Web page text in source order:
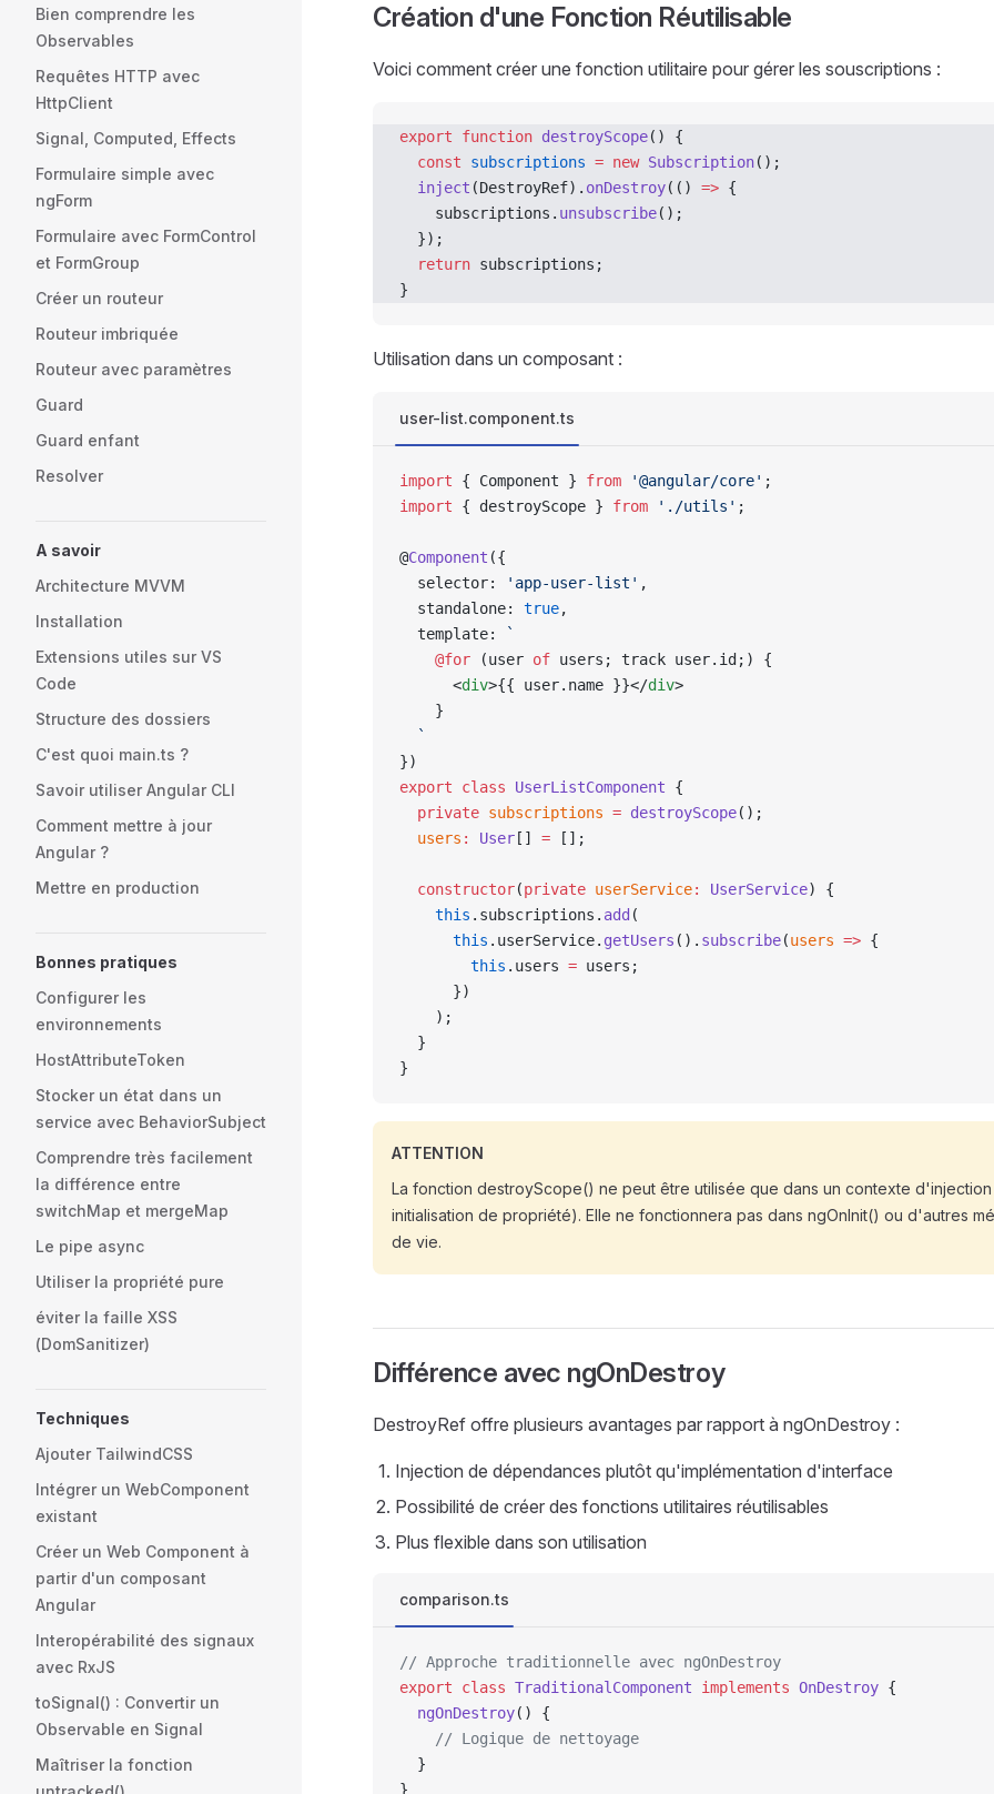
Bien comprendre les
Observables
Requêtes HTTP avec
HttpClient
Signal, Computed, Effects
Formulaire simple avec
ngForm
Formulaire avec FormControl
et FormGroup
Créer un routeur
Routeur imbriquée
Routeur avec paramètres
Guard
Guard enfant
Resolver
A savoir
Architecture MVVM
Installation
Extensions utiles sur VS
Code
Structure des dossiers
C'est quoi main.ts ?
Savoir utiliser Angular CLI
Comment mettre à jour
Angular ?
Mettre en production
Bonnes pratiques
Configurer les
environnements
HostAttributeToken
Stocker un état dans un
service avec BehaviorSubject
Comprendre très facilement
la différence entre
switchMap et mergeMap
Le pipe async
Utiliser la propriété pure
éviter la faille XSS
(DomSanitizer)
Techniques
Ajouter TailwindCSS
Intégrer un WebComponent
existant
Créer un Web Component à
partir d'un composant
Angular
Interopérabilité des signaux
avec RxJS
toSignal() : Convertir un
Observable en Signal
Maîtriser la fonction
Création d'une Fonction Réutilisable
Voici comment créer une fonction utilitaire pour gérer les souscriptions :
export function destroyScope() {
  const
subscriptions = new Subscription();
  inject
(DestroyRef). onDestroy(() => {
    subscriptions.
unsubscribe();
  });
  return
subscriptions;
}
Utilisation dans un composant :
user-list.component.ts
import { Component } from '@angular/core' ;
import { destroyScope } from './utils' ;
@Component ({
  selector:
'app-user-list' ,
  standalone:
true,
  template:
`
    @for
(user of users; track user.id;) {
      <
div>{{ user.name }}</div>
    }
  `
})
export class UserListComponent {
  private
subscriptions = destroyScope();
  users
: User [] = [];
  constructor
(private userService: UserService) {
    this
.subscriptions. add (
      this
.userService. getUsers (). subscribe(users => {
        this
.users = users;
      })
    );
  }
}
ATTENTION
La fonction destroyScope() ne peut être utilisée que dans un contexte
initialisation de propriété). Elle ne fonctionnera pas dans ngOnInit() ou d'autres
de vie.
Différence avec ngOnDestroy
DestroyRef offre plusieurs avantages par rapport à ngOnDestroy :
Injection de dépendances plutôt qu'implémentation d'interface
Possibilité de créer des fonctions utilitaires réutilisables
Plus flexible dans son utilisation
comparison.ts
// Approche traditionnelle avec ngOnDestroy
export class TraditionalComponent implements OnDestroy {
  ngOnDestroy
() {
    // Logique de nettoyage
  }
}